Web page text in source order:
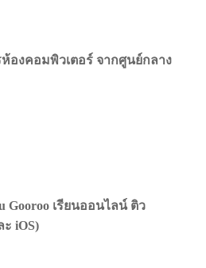
องคอมพิวเตอร์ จากศูนย์กลาง
Gooroo เรียนออนไลน์ ติว
iOS)